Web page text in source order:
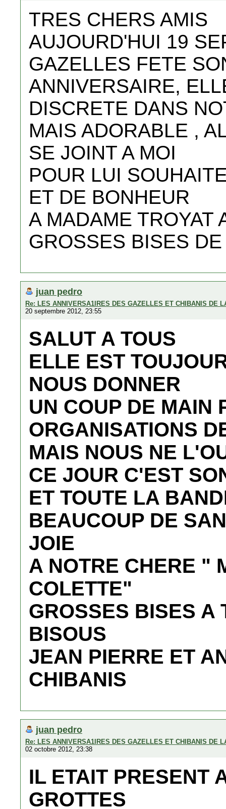
TRES CHERS AMIS
AUJOURD'HUI 19
GAZELLES FETE
ANNIVERSAIRE,
DISCRETE DANS
MAIS ADORABLE ,
SE JOINT A MOI
POUR LUI
ET DE BONHEUR
A MADAME TROYAT
GROSSES BISES
juan pedro
Re: LES ANNIVERSA1IRES DES GAZELLES ET CHIBANIS DE
20 septembre 2012, 23:55
SALUT A TOUS
ELLE EST
NOUS DONNER
UN COUP DE MAIN
ORGANISATIONS
MAIS NOUS NE
CE JOUR C'EST
ET TOUTE LA
BEAUCOUP DE
JOIE
A NOTRE CHERE "
COLETTE"
GROSSES BISES A
BISOUS
JEAN PIERRE ET
CHIBANIS
juan pedro
Re: LES ANNIVERSA1IRES DES GAZELLES ET CHIBANIS DE
02 octobre 2012, 23:38
IL ETAIT PRESENT
GROTTES